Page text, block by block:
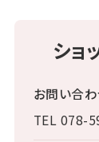
ショ
お問い合
TEL 078-